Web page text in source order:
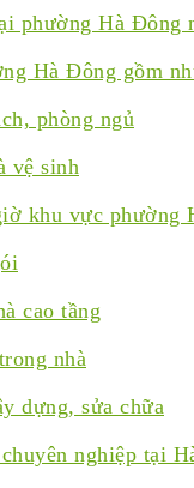
phường Hà Đông
Hà Đông gồm
phòng ngủ
vệ sinh
khu vực phường
cao tầng
nhà
dựng, sửa chữa
nghiệp tại